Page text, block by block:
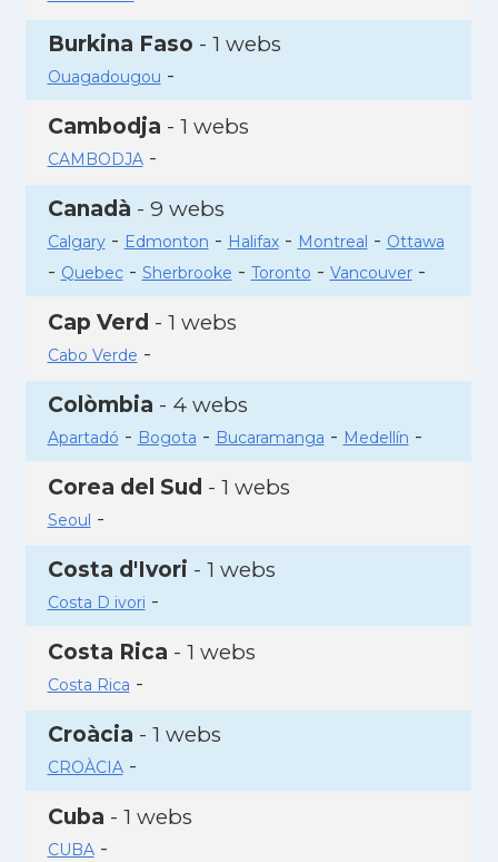
Burkina Faso - 1 webs
Ouagadougou -
Cambodja - 1 webs
CAMBODJA-
Canadà - 9 webs
Calgary- Edmonton - Halifax- Montreal - Ottawa
- Quebec- Sherbrooke - Toronto - Vancouver-
Cap Verd - 1 webs
Cabo Verde -
Colòmbia - 4 webs
Apartadó - Bogota - Bucaramanga - Medellín -
Corea del Sud - 1 webs
Seoul -
Costa d'Ivori - 1 webs
Costa D ivori -
Costa Rica - 1 webs
Costa Rica -
Croàcia - 1 webs
CROÀCIA-
Cuba - 1 webs
CUBA-